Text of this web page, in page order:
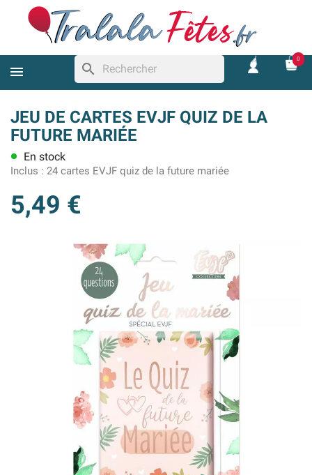
search
0
JEU DE CARTES EVJF QUIZ DE LA
FUTURE MARIÉE
lens En stock
Inclus : 24 cartes EVJF quiz de la future mariée
5,49 €